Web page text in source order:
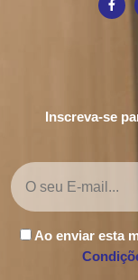
Inscreva-se
Ao enviar esta